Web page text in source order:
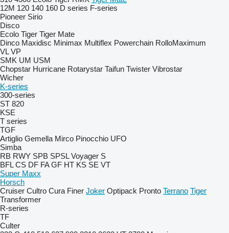
12M 120 140 160 D series F-series
Pioneer Sirio
Disco
Ecolo Tiger Tiger Mate
Dinco Maxidisc Minimax Multiflex Powerchain RolloMaximum
VL VP
SMK UM USM
Chopstar Hurricane Rotarystar Taifun Twister Vibrostar
Wicher
K-series
300-series
ST 820
KSE
T series
TGF
Artiglio Gemella Mirco Pinocchio UFO
Simba
RB RWY SPB SPSL Voyager S
BFL CS DF FA GF HT KS SE VT
Super Maxx
Horsch
Cruiser Cultro Cura Finer Joker Optipack Pronto Terrano Tiger
Transformer
R-series
TF
Culter